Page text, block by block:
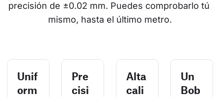
precisión de ±0.02 mm. Puedes comprobarlo tú
mismo, hasta el último metro.
Unif
orm
Pre
cisi
Alta
cali
Un
Bob